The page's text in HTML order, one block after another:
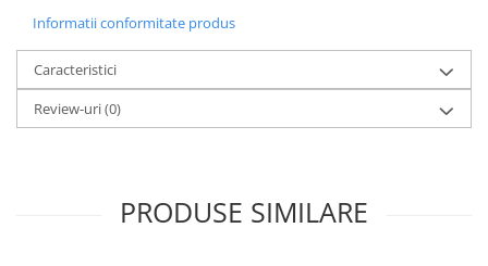
Informatii conformitate produs
Caracteristici
Review-uri(0)
PRODUSE SIMILARE